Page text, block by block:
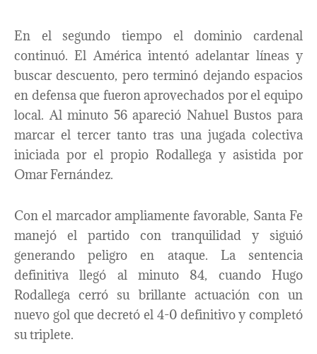
En el segundo tiempo el dominio cardenal
continuó. El América intentó adelantar líneas y
buscar descuento, pero terminó dejando espacios
en defensa que fueron aprovechados por el equipo
local. Al minuto 56 apareció Nahuel Bustos para
marcar el tercer tanto tras una jugada colectiva
iniciada por el propio Rodallega y asistida por
Omar Fernández.
Con el marcador ampliamente favorable, Santa Fe
manejó el partido con tranquilidad y siguió
generando peligro en ataque. La sentencia
definitiva llegó al minuto 84, cuando Hugo
Rodallega cerró su brillante actuación con un
nuevo gol que decretó el 4-0 definitivo y completó
su triplete.